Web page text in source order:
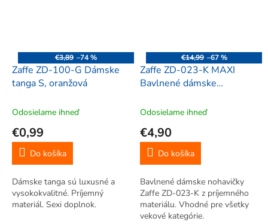
€3,89 –74 %
Zaffe ZD-100-G Dámske
tanga S, oranžová
Odosielame ihneď
€0,99
Do košíka
Dámske tanga sú luxusné a
vysokokvalitné. Príjemný
materiál. Sexi doplnok.
€14,99 –67 %
Zaffe ZD-023-K MAXI
Bavlnené dámske
Odosielame ihneď
€4,90
Do košíka
Bavlnené dámske nohavičky
Zaffe ZD-023-K z príjemného
materiálu. Vhodné pre všetky
vekové kategórie.